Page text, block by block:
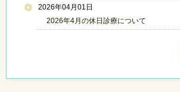
2026年04月01日
2026年4月の休日診療について